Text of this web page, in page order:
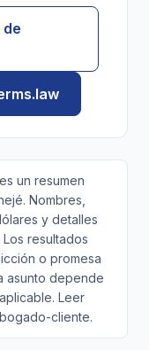
un resumen
Nombres,
y detalles
resultados
o promesa
asunto depende
Leer
cliente.